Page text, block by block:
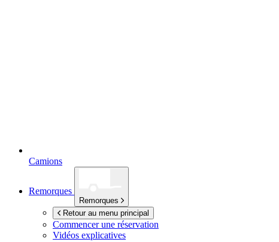
Camions
Remorques
Remorques
Retour au menu principal
Commencer une réservation
Vidéos explicatives